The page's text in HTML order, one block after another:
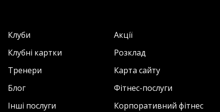
Клуби
Акції
Клубні картки
Розклад
Тренери
Карта сайту
Блог
Фітнес-послуги
Інші послуги
Корпоративний фітнес